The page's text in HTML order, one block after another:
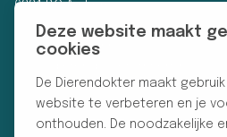
6824 BG Arnhem
+31 26 203 17 99
Sitemap
Deze website maakt
cookies
De Dierendokter maakt
website te verbeteren en je
onthouden. De noodzakelijke